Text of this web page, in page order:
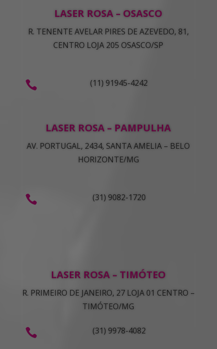
LASER ROSA – OSASCO
R. TENENTE AVELAR PIRES DE AZEVEDO, 81,
CENTRO LOJA 205 OSASCO/SP
 (11) 91945-4242
LASER ROSA – PAMPULHA
AV. PORTUGAL, 2434, SANTA AMELIA – BELO
HORIZONTE/MG
 (31) 9082-1720
LASER ROSA – TIMÓTEO
R. PRIMEIRO DE JANEIRO, 27 LOJA 01 CENTRO –
TIMÓTEO/MG
 (31) 9978-4082